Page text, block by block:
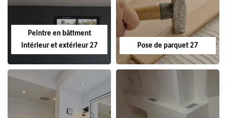
Peintre en bâtiment
intérieur et extérieur 27
Pose de parquet 27